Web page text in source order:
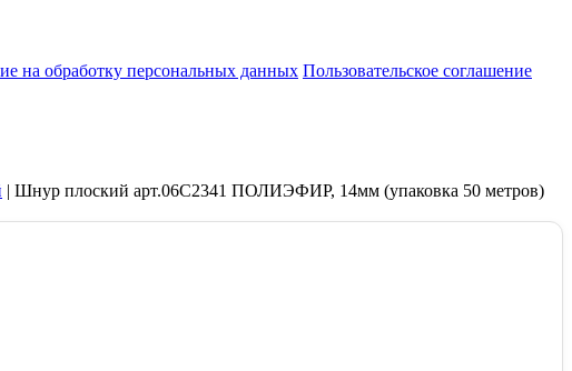
на обработку персональных данных Пользовательское соглашение
| Шнур плоский арт.06С2341 ПОЛИЭФИР, 14мм (упаковка 50 метров)